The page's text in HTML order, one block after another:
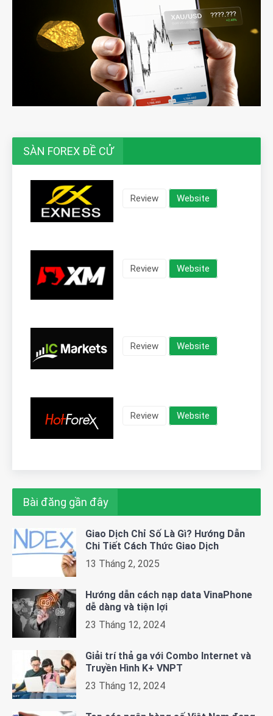
SÀN FOREX ĐỀ CỬ
Review Website
Review Website
Review Website
Review Website
Bài đăng gần đây
Giao Dịch Chỉ Số Là Gì? Hướng Dẫn
Chi Tiết Cách Thức Giao Dịch
13 Tháng 2, 2025
Hướng dẫn cách nạp data VinaPhone
dễ dàng và tiện lợi
23 Tháng 12, 2024
Giải trí thả ga với Combo Internet và
Truyền Hình K+ VNPT
23 Tháng 12, 2024